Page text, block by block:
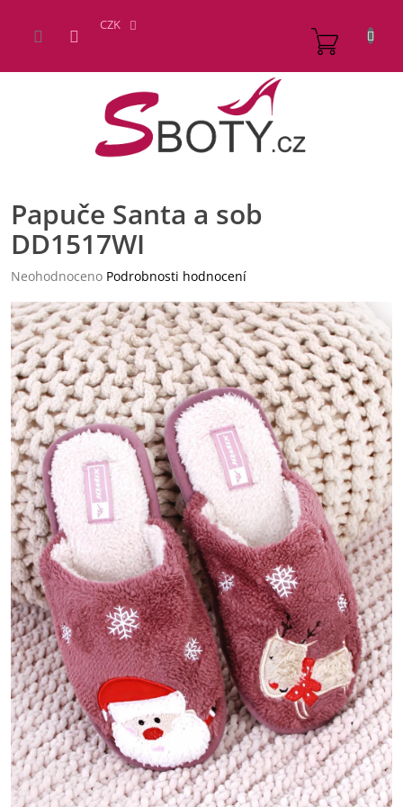
obsah
CZK
Papuče Santa a sob
DD1517WI
Průměrné
produktu
je
0,0
z
5
hvězdiček.
Neohodnoceno Podrobnosti hodnocení